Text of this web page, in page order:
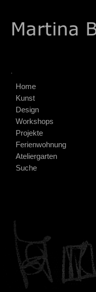
Home
Kunst
Design
Workshops
Projekte
Ferienwohnung
Ateliergarten
Suche